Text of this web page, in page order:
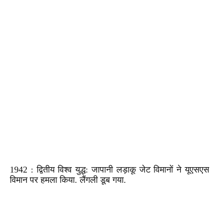
1942 : द्वितीय विश्व युद्ध: जापानी लड़ाकू जेट विमानों ने यूएसएस
विमान पर हमला किया. लैंगली डूब गया.